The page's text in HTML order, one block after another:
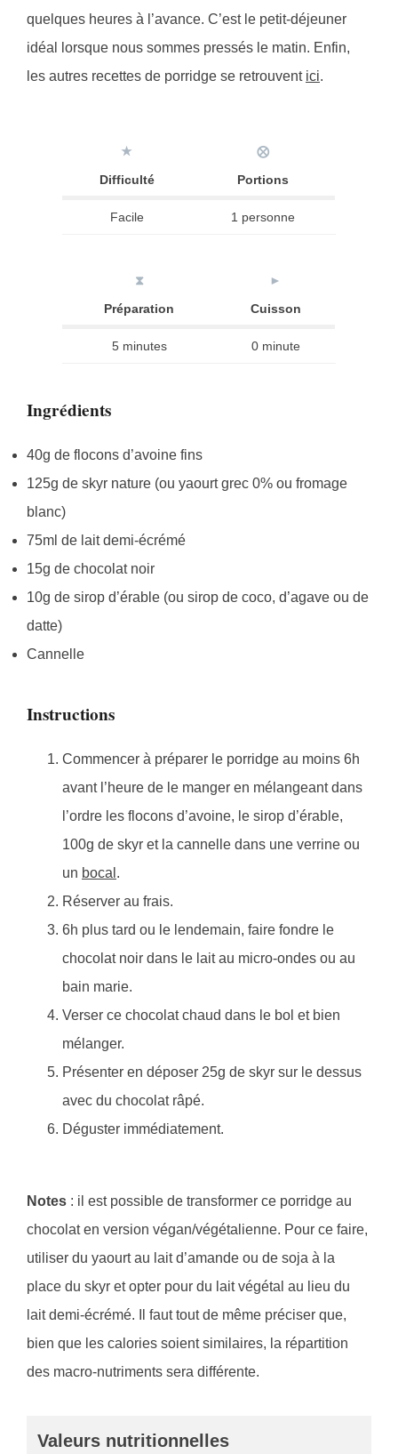
quelques heures à l’avance. C’est le petit-déjeuner
idéal lorsque nous sommes pressés le matin. Enfin,
les autres recettes de porridge se retrouvent ici.
★
Difficulté
⨂
Portions
Facile 1 personne
⧗
Préparation
►
Cuisson
5 minutes 0 minute
Ingrédients
40g de flocons d’avoine fins
125g de skyr nature (ou yaourt grec 0% ou fromage
blanc)
75ml de lait demi-écrémé
15g de chocolat noir
10g de sirop d’érable (ou sirop de coco, d’agave ou de
datte)
Cannelle
Instructions
Commencer à préparer le porridge au moins 6h
avant l’heure de le manger en mélangeant dans
l’ordre les flocons d’avoine, le sirop d’érable,
100g de skyr et la cannelle dans une verrine ou
un bocal .
Réserver au frais.
6h plus tard ou le lendemain, faire fondre le
chocolat noir dans le lait au micro-ondes ou au
bain marie.
Verser ce chocolat chaud dans le bol et bien
mélanger.
Présenter en déposer 25g de skyr sur le dessus
avec du chocolat râpé.
Déguster immédiatement.
Notes : il est possible de transformer ce porridge au
chocolat en version végan/végétalienne. Pour ce faire,
utiliser du yaourt au lait d’amande ou de soja à la
place du skyr et opter pour du lait végétal au lieu du
lait demi-écrémé. Il faut tout de même préciser que,
bien que les calories soient similaires, la répartition
des macro-nutriments sera différente.
Valeurs nutritionnelles